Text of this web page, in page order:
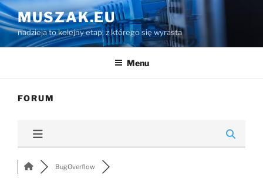
Przejdź
do
treści
MUSZAK.EU
nadzieja to kolejny etap, z którego się wyrasta
Menu
FORUM
BugOverflow